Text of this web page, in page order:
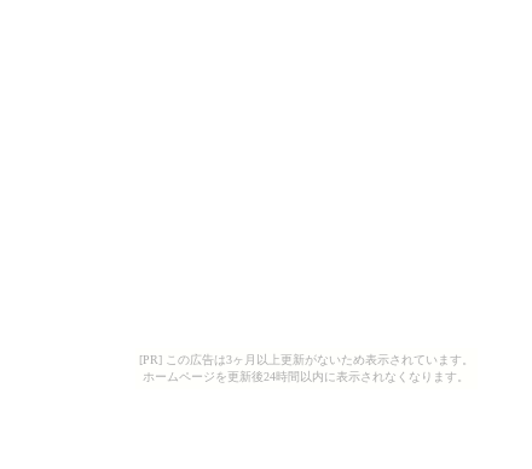
[PR] この広告は3ヶ月以上更新がないため表示されています。
ホームページを更新後24時間以内に表示されなくなります。